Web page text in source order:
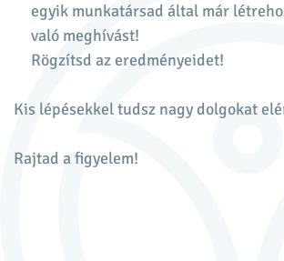
egyik munkatársad által már
való meghívást!
Rögzítsd az eredményeidet!
Kis lépésekkel tudsz nagy dolgokat
Rajtad a figyelem!